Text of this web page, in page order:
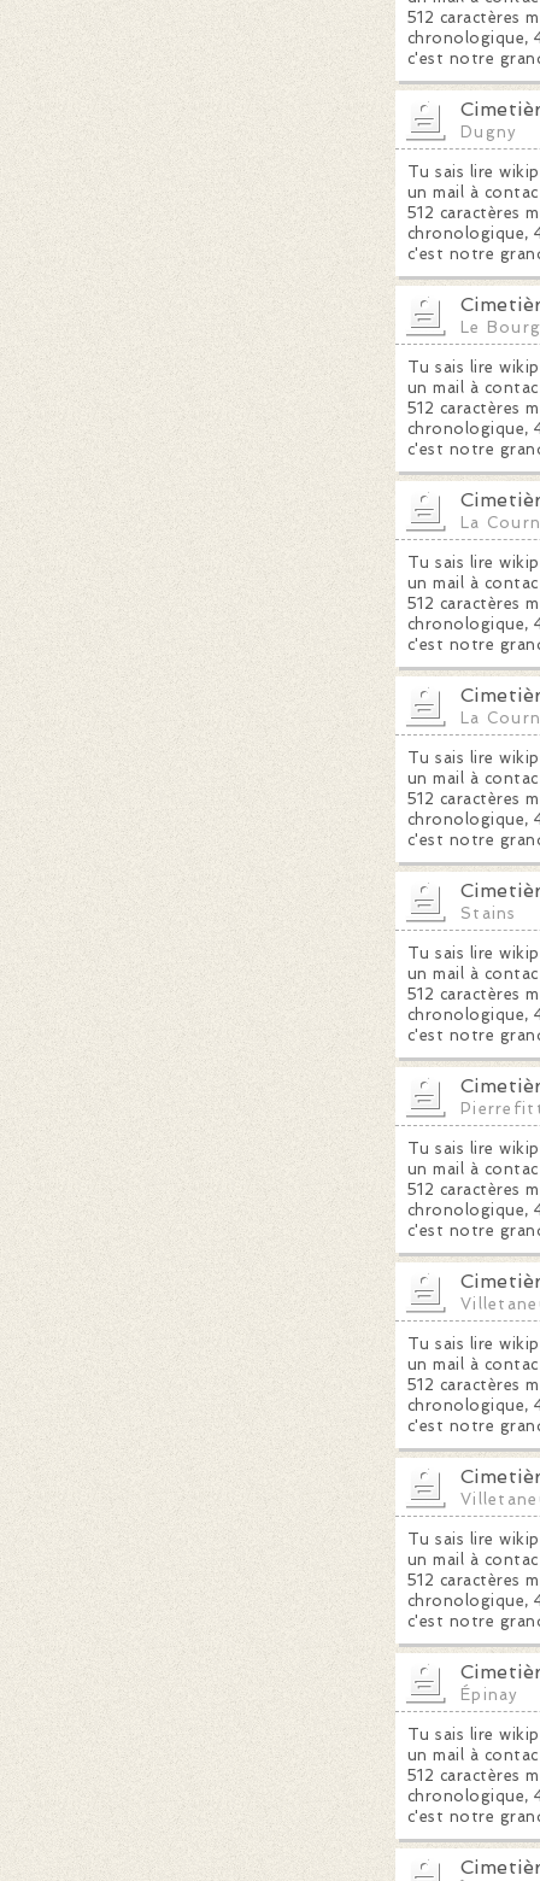
512 caractères
chronologique,
c'est notre
Dugny
Tu sais lire
un mail à
512 caractères
chronologique,
c'est notre
Le
Tu sais lire
un mail à
512 caractères
chronologique,
c'est notre
La
Tu sais lire
un mail à
512 caractères
chronologique,
c'est notre
La
Tu sais lire
un mail à
512 caractères
chronologique,
c'est notre
Stains
Tu sais lire
un mail à
512 caractères
chronologique,
c'est notre
Tu sais lire
un mail à
512 caractères
chronologique,
c'est notre
Tu sais lire
un mail à
512 caractères
chronologique,
c'est notre
Tu sais lire
un mail à
512 caractères
chronologique,
c'est notre
Épinay
Tu sais lire
un mail à
512 caractères
chronologique,
c'est notre